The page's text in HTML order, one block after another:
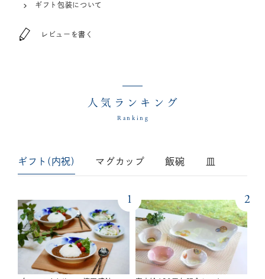
ギフト包装について
レビューを書く
人気ランキング
Ranking
ギフト(内祝) マグカップ 飯碗 皿
1 2